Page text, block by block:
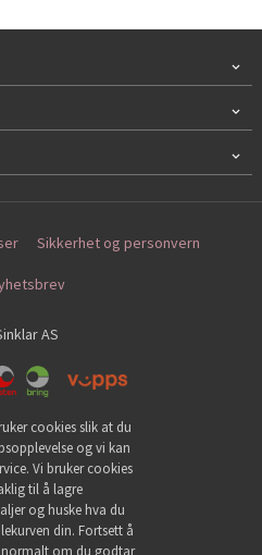
Sikkerhet og personvern
AS
cookies slik at du
og vi kan
Vi bruker cookies
til å lagre
og huske hva du
din. Fortsett å
normalt om du godtar